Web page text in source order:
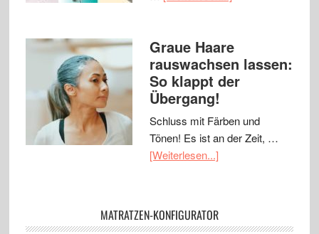
Graue Haare
rauswachsen lassen:
So klappt der
Übergang!
Schluss mit Färben und
Tönen! Es ist an der Zeit, …
[Weiterlesen...]
MATRATZEN-KONFIGURATOR